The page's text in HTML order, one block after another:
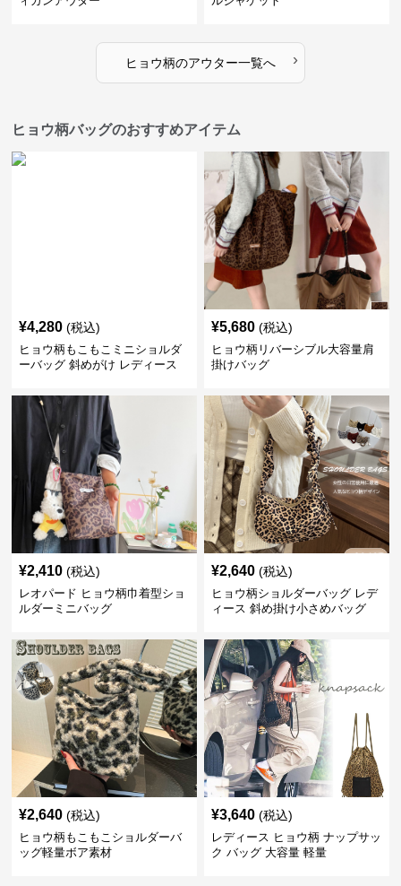
ヒョウ柄のアウター一覧へ ›
ヒョウ柄バッグのおすすめアイテム
¥4,280 (税込)
ヒョウ柄もこもこミニショルダ
ーバッグ 斜めがけ レディース
¥5,680 (税込)
ヒョウ柄リバーシブル大容量肩
掛けバッグ
¥2,410 (税込)
レオパード ヒョウ柄巾着型ショ
ルダーミニバッグ
¥2,640 (税込)
ヒョウ柄ショルダーバッグ レデ
ィース 斜め掛け小さめバッグ
¥2,640 (税込)
ヒョウ柄もこもこショルダーバ
ッグ軽量ボア素材
¥3,640 (税込)
レディース ヒョウ柄 ナップサッ
ク バッグ 大容量 軽量